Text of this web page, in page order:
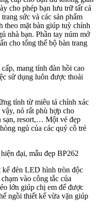
cho phép bạn lưu trữ tất cả
sức và các sản phẩm
theo mặt bàn giúp tuỳ chỉnh
nhà bạn. Phần tay núm mở
cho tổng thể bộ bàn trang
mang tính đàn hồi cao
sử dụng luôn được thoải
tính từ miêu tả chính xác
nó rất phù hợp cho
sạn, resort,… Một vẻ đẹp
ngủ của các quý cô trẻ
kế đèn LED hình tròn độc
vào công tắc của
lớn giúp chị em để được
ngồi thiết kế vừa vặn giúp